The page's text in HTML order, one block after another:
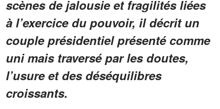
scènes de jalousie et fragilités liées
à l’exercice du pouvoir, il décrit un
couple présidentiel présenté comme
uni mais traversé par les doutes,
l’usure et des déséquilibres
croissants.